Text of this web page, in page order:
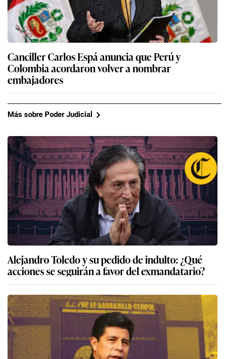
Canciller Carlos Espá anuncia que Perú y
Colombia acordaron volver a nombrar
embajadores
Más sobre Poder Judicial
Alejandro Toledo y su pedido de indulto: ¿Qué
acciones se seguirán a favor del exmandatario?